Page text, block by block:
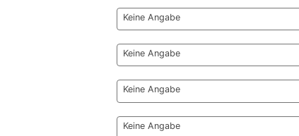
Keine Angabe
Keine Angabe
Keine Angabe
Keine Angabe